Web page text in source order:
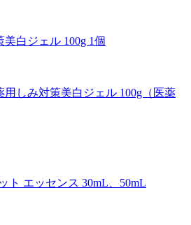
美白ジェル 100g 1個
用しみ対策美白ジェル 100g（医薬
ト エッセンス 30mL、50mL